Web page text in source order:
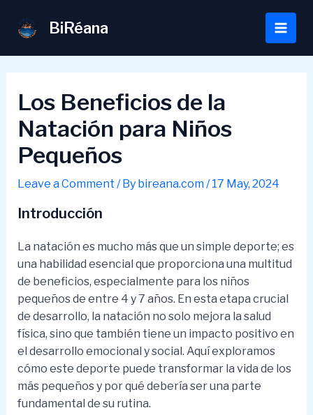
content
BiRéana
Main
Los Beneficios de la
Natación para Niños
Pequeños
Leave a Comment / By bireana.com/17 May, 2024
Introducción
La natación es mucho más que un simple deporte; es
una habilidad esencial que proporciona una multitud
de beneficios, especialmente para los niños
pequeños de entre 4 y 7 años. En esta etapa crucial
de desarrollo, la natación no solo mejora la salud
física, sino que también tiene un impacto positivo en
el desarrollo emocional y social. Aquí exploramos
cómo este deporte puede transformar la vida de los
más pequeños y por qué debería ser una parte
fundamental de su rutina.